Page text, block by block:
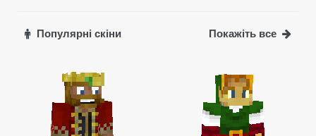
Популярні скіни Покажіть все